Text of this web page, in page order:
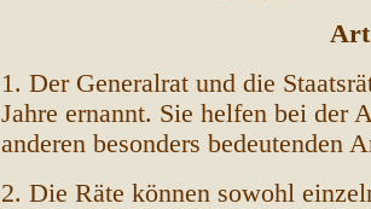
1. Der Generalrat und die
Jahre ernannt. Sie helfen bei der
anderen besonders bedeutenden
2. Die Räte können sowohl